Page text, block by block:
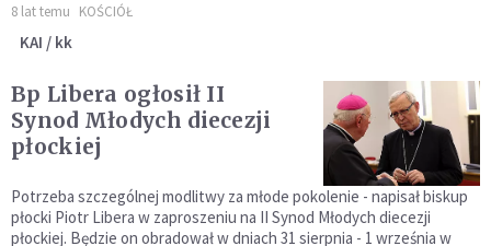
8 lat temu KOŚCIÓŁ
KAI / kk
Bp Libera ogłosił II
Synod Młodych diecezji
płockiej
Potrzeba szczególnej modlitwy za młode pokolenie - napisał biskup
płocki Piotr Libera w zaproszeniu na II Synod Młodych diecezji
płockiej. Będzie on obradował w dniach 31 sierpnia - 1 września w